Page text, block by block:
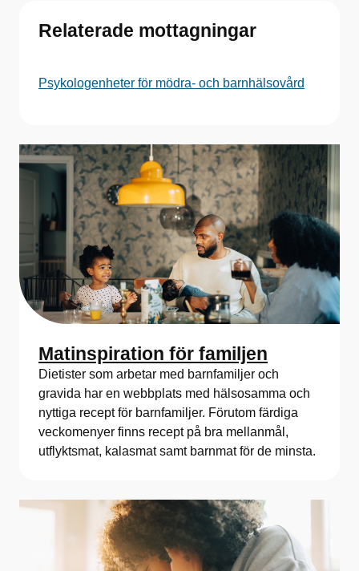
Relaterade mottagningar
Psykologenheter för mödra- och barnhälsovård
Matinspiration för familjen
Dietister som arbetar med barnfamiljer och
gravida har en webbplats med hälsosamma och
nyttiga recept för barnfamiljer. Förutom färdiga
veckomenyer finns recept på bra mellanmål,
utflyktsmat, kalasmat samt barnmat för de minsta.